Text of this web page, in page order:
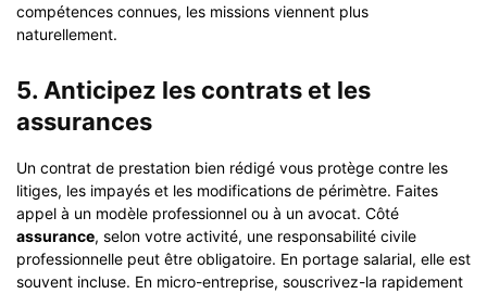
compétences connues, les missions viennent plus
naturellement.
5. Anticipez les contrats et les
assurances
Un contrat de prestation bien rédigé vous protège contre les
litiges, les impayés et les modifications de périmètre. Faites
appel à un modèle professionnel ou à un avocat. Côté
assurance, selon votre activité, une responsabilité civile
professionnelle peut être obligatoire. En portage salarial, elle est
souvent incluse. En micro-entreprise, souscrivez-la rapidement